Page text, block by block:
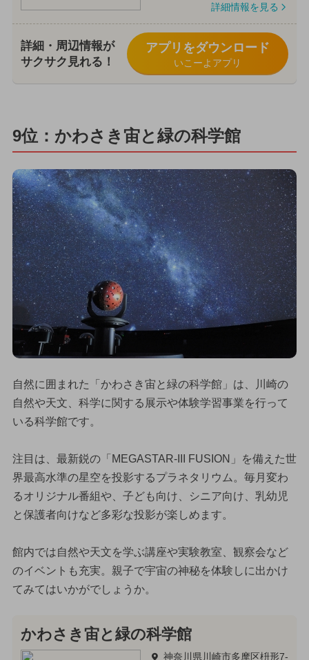
詳細情報を見る
詳細・周辺情報が
サクサク見れる！
アプリをダウンロード
いこーよアプリ
9位：かわさき宙と緑の科学館
自然に囲まれた「かわさき宙と緑の科学館」は、川崎の
自然や天文、科学に関する展示や体験学習事業を行って
いる科学館です。
注目は、最新鋭の「MEGASTAR-III FUSION」を備えた世
界最高水準の星空を投影するプラネタリウム。毎月変わ
るオリジナル番組や、子ども向け、シニア向け、乳幼児
と保護者向けなど多彩な投影が楽しめます。
館内では自然や天文を学ぶ講座や実験教室、観察会など
のイベントも充実。親子で宇宙の神秘を体験しに出かけ
てみてはいかがでしょうか。
かわさき宙と緑の科学館
神奈川県川崎市多摩区枡形7-